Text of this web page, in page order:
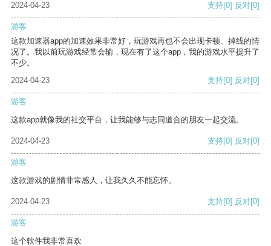
2024-04-23
支持[0] 反对[0]
游客
这款加速器app的加速效果非常好，玩游戏再也不会出现卡顿、掉线的情
况了。我以前玩游戏经常会输，现在有了这个app，我的游戏水平提升了
不少。
2024-04-23
支持[0] 反对[0]
游客
这款app就像我的社交平台，让我能够与志同道合的朋友一起交流。
2024-04-23 支持[0] 反对[0]
游客
这款游戏的剧情非常感人，让我久久不能忘怀。
2024-04-23 支持[0] 反对[0]
游客
这个软件我非常喜欢